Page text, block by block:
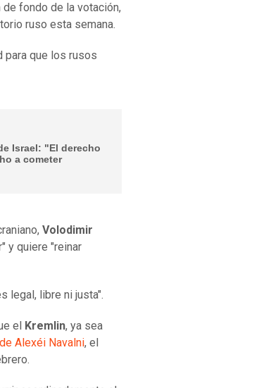
fondo de la votación,
ruso esta semana.
para que los rusos
Israel: "El derecho
a cometer
Volodimir
y quiere "reinar
legal, libre ni justa".
el Kremlin, ya sea
Alexéi Navalni, el